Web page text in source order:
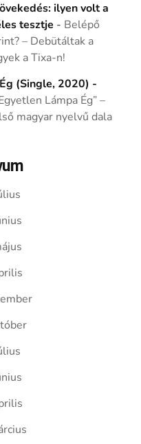
ilyen volt a
tesztje - Belépő
– Debütáltak a
a Tixa-n!
(Single, 2020) -
Lámpa Ég” –
magyar nyelvű dala